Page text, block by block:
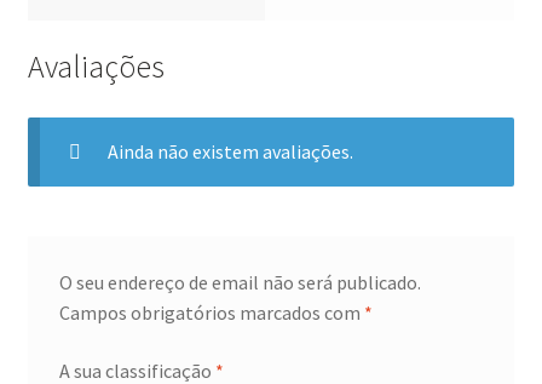
Avaliações
Ainda não existem avaliações.
O seu endereço de email não será publicado.
Campos obrigatórios marcados com *
A sua classificação *